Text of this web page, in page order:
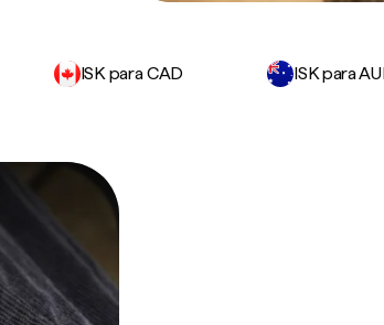
ISK para CAD ISK para